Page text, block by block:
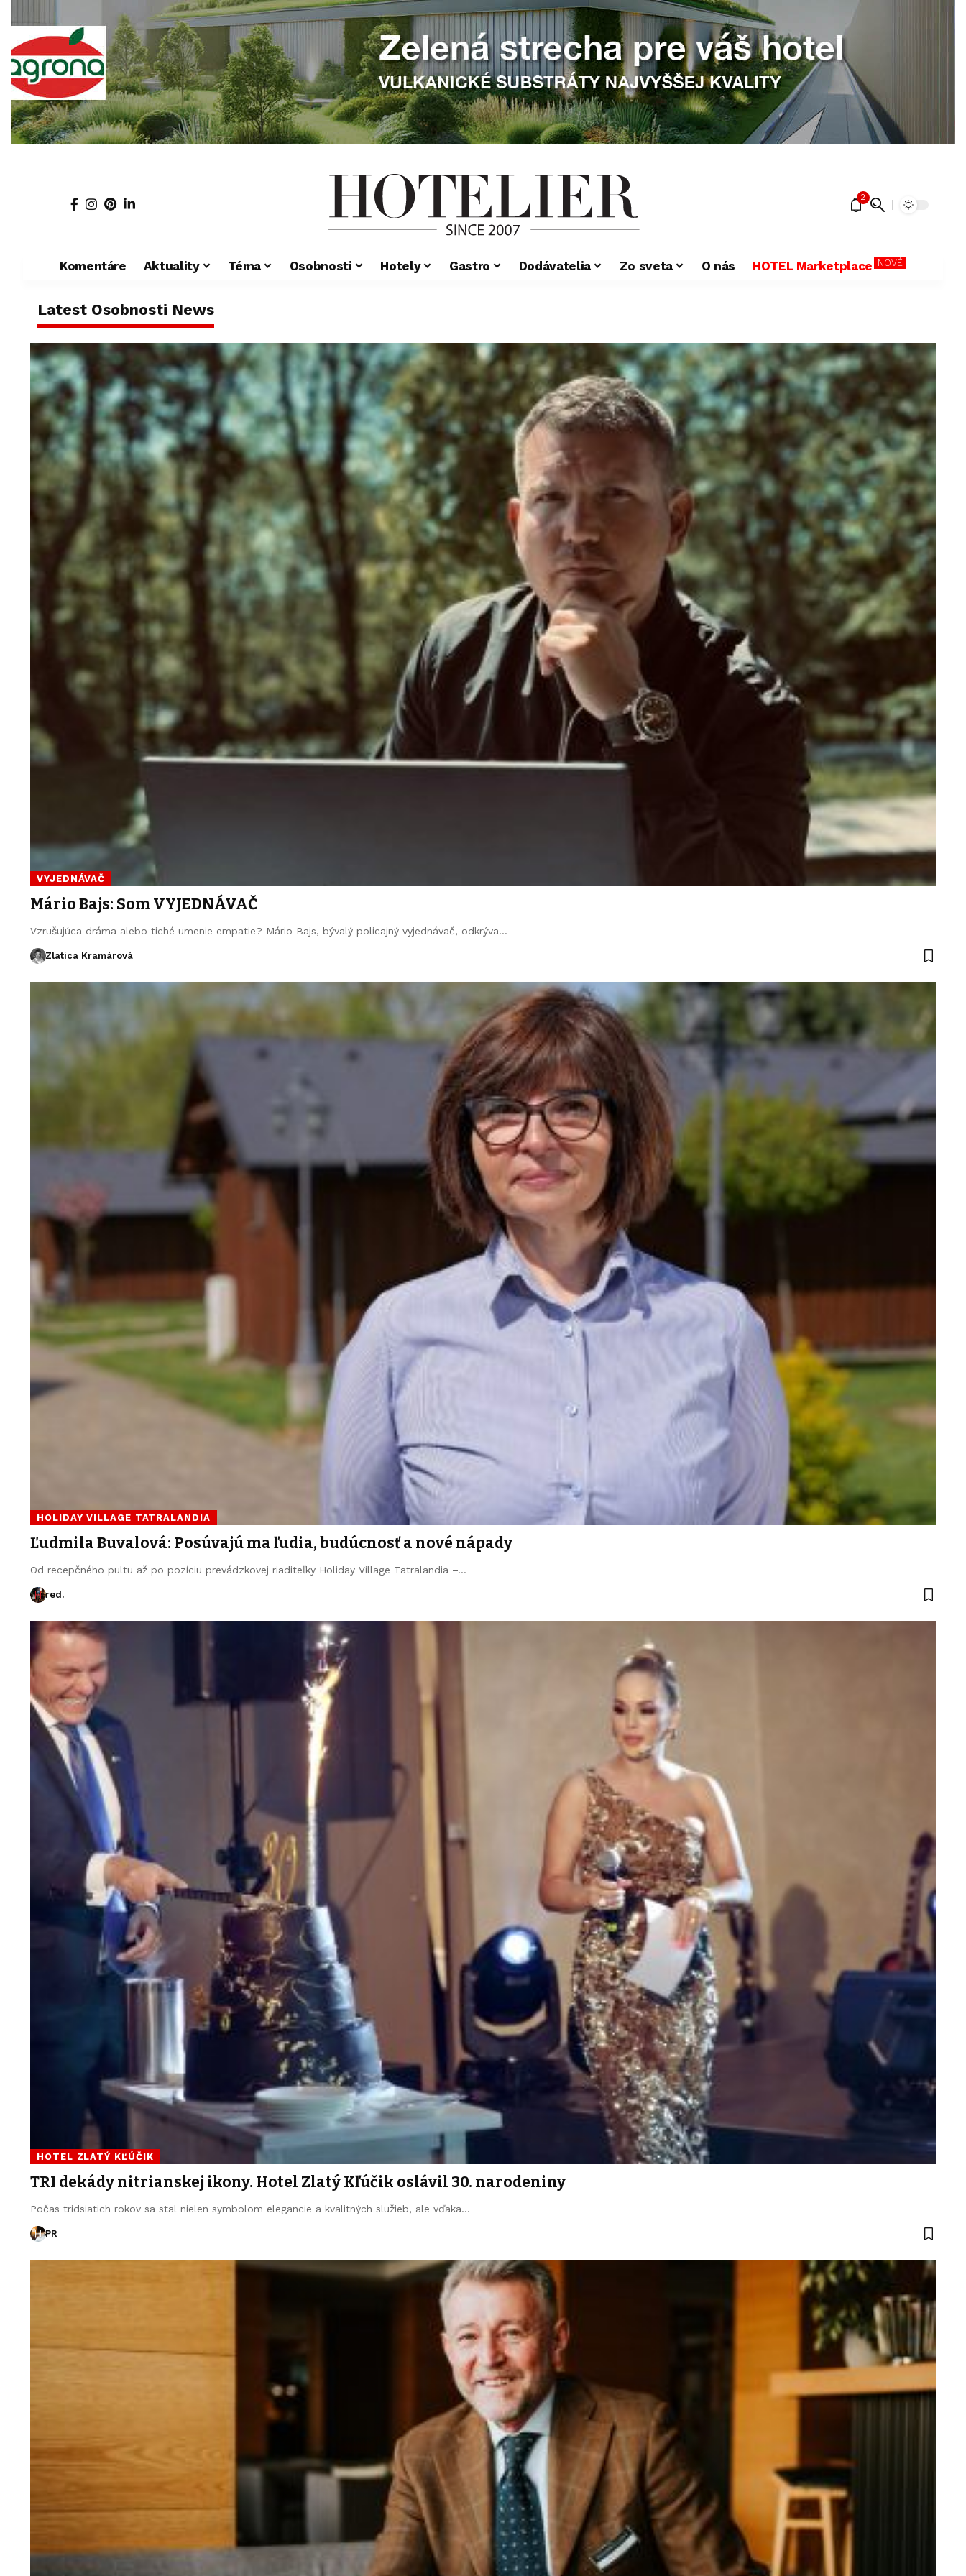
2
Komentáre Aktuality Téma Osobnosti Hotely Gastro Dodávatelia Zo sveta O nás HOTEL Marketplace NOVÉ
Latest Osobnosti News
VYJEDNÁVAČ
Mário Bajs: Som VYJEDNÁVAČ
Vzrušujúca dráma alebo tiché umenie empatie? Mário Bajs, bývalý policajný vyjednávač, odkrýva…
Zlatica Kramárová
HOLIDAY VILLAGE TATRALANDIA
Ľudmila Buvalová: Posúvajú ma ľudia, budúcnosť a nové nápady
Od recepčného pultu až po pozíciu prevádzkovej riaditeľky Holiday Village Tatralandia –…
red.
HOTEL ZLATÝ KĽÚČIK
TRI dekády nitrianskej ikony. Hotel Zlatý Kľúčik oslávil 30. narodeniny
Počas tridsiatich rokov sa stal nielen symbolom elegancie a kvalitných služieb, ale vďaka…
PR